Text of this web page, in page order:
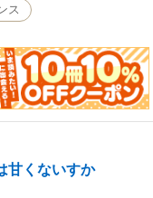
ス
甘くないすか